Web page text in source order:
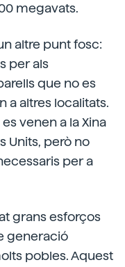
megavats.
altre punt fosc:
per als
que no es
a altres localitats.
venen a la Xina
Units, però no
per a
grans esforços
generació
pobles. Aquest